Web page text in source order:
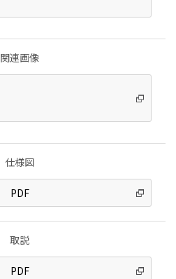
関連画像
仕様図
PDF
取説
PDF